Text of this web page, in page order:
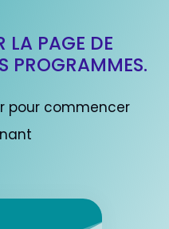
LA PAGE DE
PROGRAMMES.
pour commencer